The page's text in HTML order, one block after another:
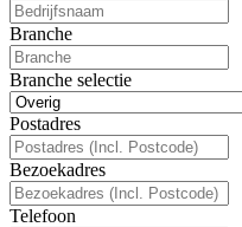
Branche
Branche selectie
Postadres
Bezoekadres
Telefoon